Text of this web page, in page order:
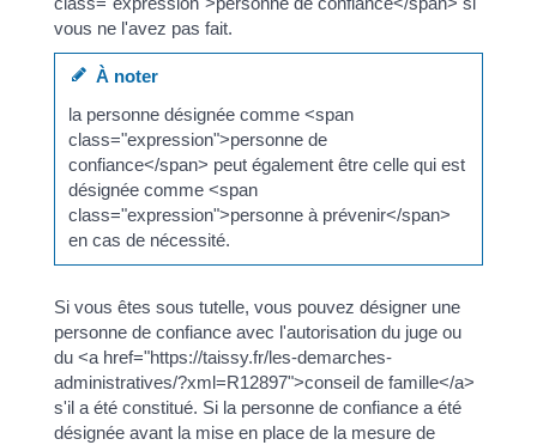
vous ne l'avez pas fait.
À noter
la personne désignée comme <span
class="expression">personne de
confiance</span> peut également être celle qui est
désignée comme <span
class="expression">personne à prévenir</span>
en cas de nécessité.
Si vous êtes sous tutelle, vous pouvez désigner une
personne de confiance avec l'autorisation du juge ou
du <a href="https://taissy.fr/les-demarches-
administratives/?xml=R12897">conseil de famille</a>
s'il a été constitué. Si la personne de confiance a été
désignée avant la mise en place de la mesure de